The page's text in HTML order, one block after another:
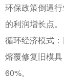
环保政策倒逼
的利润增长点。
循环经济模式
熔覆修复旧模
60%。